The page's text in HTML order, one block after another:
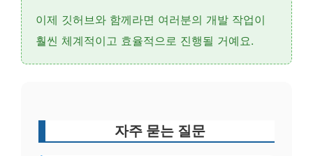
이제 깃허브와 함께라면 여러분의 개발 작업이
훨씬 체계적이고 효율적으로 진행될 거예요.
자주 묻는 질문